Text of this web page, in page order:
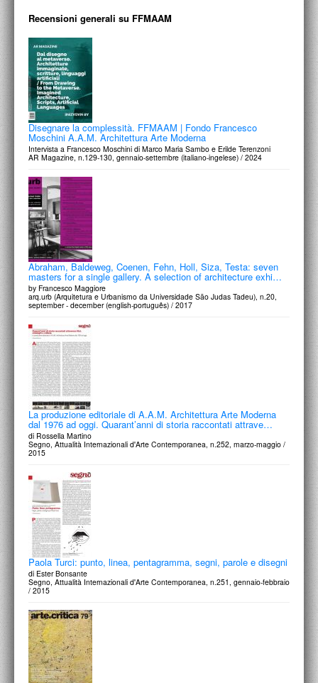
Recensioni generali su FFMAAM
Disegnare la complessità. FFMAAM | Fondo Francesco
Moschini A.A.M. Architettura Arte Moderna
Intervista a Francesco Moschini di Marco Maria Sambo e Erilde Terenzoni
AR Magazine, n.129-130, gennaio-settembre (italiano-ingelese) / 2024
Abraham, Baldeweg, Coenen, Fehn, Holl, Siza, Testa: seven
masters for a single gallery. A selection of architecture exhi…
by Francesco Maggiore
arq.urb (Arquitetura e Urbanismo da Universidade São Judas Tadeu), n.20,
september - december (english-português) / 2017
La produzione editoriale di A.A.M. Architettura Arte Moderna
dal 1976 ad oggi. Quarant’anni di storia raccontati attrave…
di Rossella Martino
Segno, Attualità Internazionali d'Arte Contemporanea, n.252, marzo-maggio /
2015
Paola Turci: punto, linea, pentagramma, segni, parole e disegni
di Ester Bonsante
Segno, Attualità Internazionali d'Arte Contemporanea, n.251, gennaio-febbraio
/ 2015